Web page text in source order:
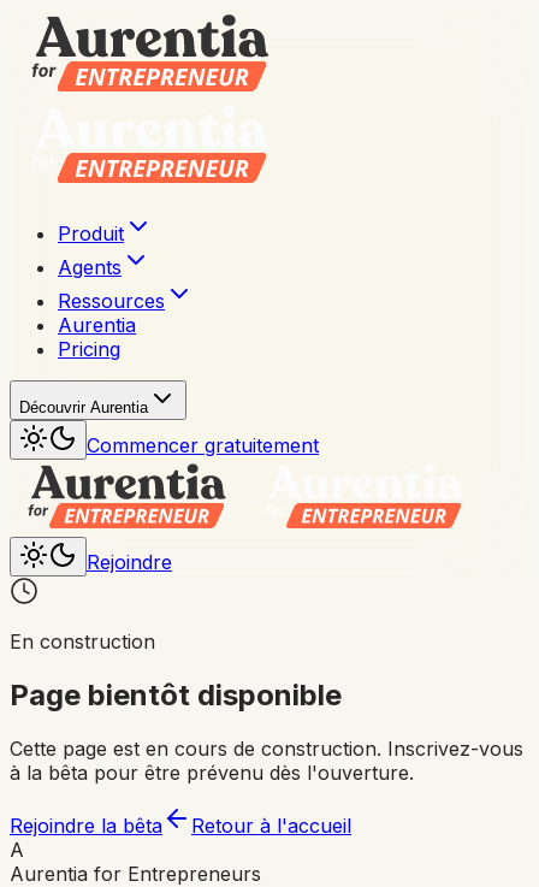
Produit
Agents
Ressources
Aurentia
Pricing
Découvrir Aurentia
Commencer gratuitement
Rejoindre
En construction
Page bientôt disponible
Cette page est en cours de construction. Inscrivez-vous
à la bêta pour être prévenu dès l'ouverture.
Rejoindre la bêta
Retour à l'accueil
A
Aurentia for Entrepreneurs